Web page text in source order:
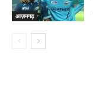
आज़मगढ़